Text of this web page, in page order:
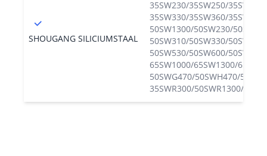
SHOUGANG SILICIUMSTAAL
35SW230/35SW250/
35SW330/35SW360/
50SW1300/50SW230/
50SW310/50SW330/
50SW530/50SW600/
65SW1000/65SW1300/
50SWG470/50SWH470/
35SWR300/50SWR1300/